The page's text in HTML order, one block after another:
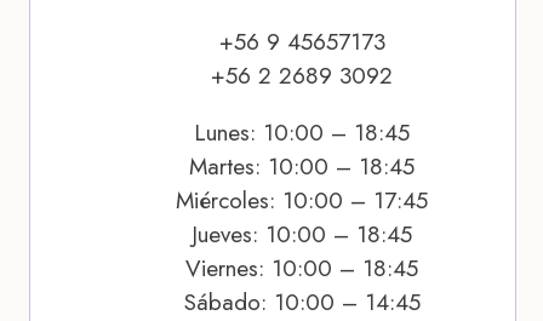
+56 9 45657173
+56 2 2689 3092
Lunes: 10:00 – 18:45
Martes: 10:00 – 18:45
Miércoles: 10:00 – 17:45
Jueves: 10:00 – 18:45
Viernes: 10:00 – 18:45
Sábado: 10:00 – 14:45